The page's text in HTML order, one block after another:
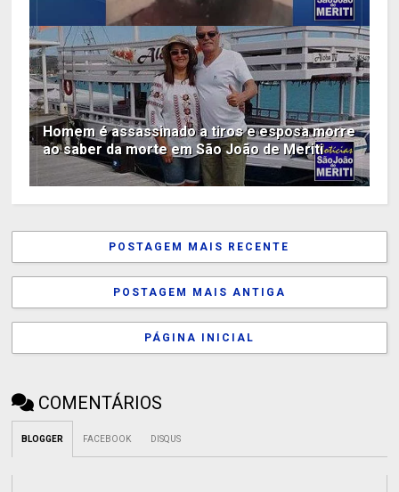
Homem é assassinado a tiros e esposa morre
ao saber da morte em São João de Meriti
POSTAGEM MAIS RECENTE
POSTAGEM MAIS ANTIGA
PÁGINA INICIAL
COMENTÁRIOS
BLOGGER FACEBOOK DISQUS